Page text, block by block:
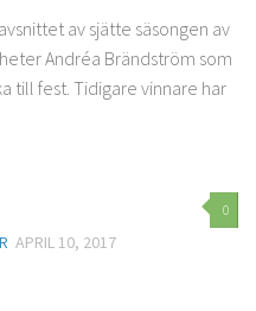
av sjätte säsongen av
Andréa Brändström som
till fest. Tidigare vinnare har
0
APRIL 10, 2017